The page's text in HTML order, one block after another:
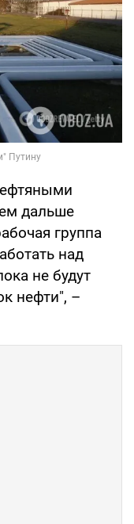
дальше
группа
над
не будут
нефти", –